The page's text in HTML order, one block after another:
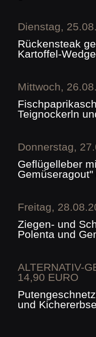
Dienstag,
Rückensteak
Kartoffel-
Mittwoch,
Teignockerln
Donnerstag,
Geflügelleber
Freitag,
Ziegen- und
Polenta und
ALTERNATIV-
14,90 EURO
und